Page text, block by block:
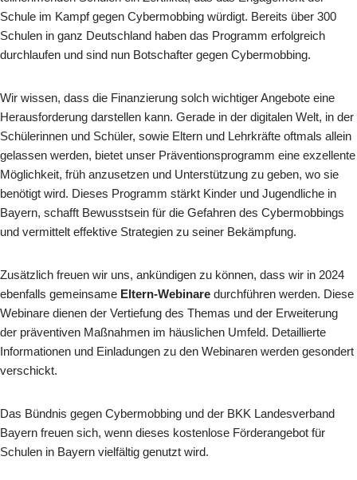
Schule im Kampf gegen Cybermobbing würdigt. Bereits über 300
Schulen in ganz Deutschland haben das Programm erfolgreich
durchlaufen und sind nun Botschafter gegen Cybermobbing.
Wir wissen, dass die Finanzierung solch wichtiger Angebote eine
Herausforderung darstellen kann. Gerade in der digitalen Welt, in der
Schülerinnen und Schüler, sowie Eltern und Lehrkräfte oftmals allein
gelassen werden, bietet unser Präventionsprogramm eine exzellente
Möglichkeit, früh anzusetzen und Unterstützung zu geben, wo sie
benötigt wird. Dieses Programm stärkt Kinder und Jugendliche in
Bayern, schafft Bewusstsein für die Gefahren des Cybermobbings
und vermittelt effektive Strategien zu seiner Bekämpfung.
Zusätzlich freuen wir uns, ankündigen zu können, dass wir in 2024
ebenfalls gemeinsame Eltern-Webinare durchführen werden. Diese
Webinare dienen der Vertiefung des Themas und der Erweiterung
der präventiven Maßnahmen im häuslichen Umfeld. Detaillierte
Informationen und Einladungen zu den Webinaren werden gesondert
verschickt.
Das Bündnis gegen Cybermobbing und der BKK Landesverband
Bayern freuen sich, wenn dieses kostenlose Förderangebot für
Schulen in Bayern vielfältig genutzt wird.